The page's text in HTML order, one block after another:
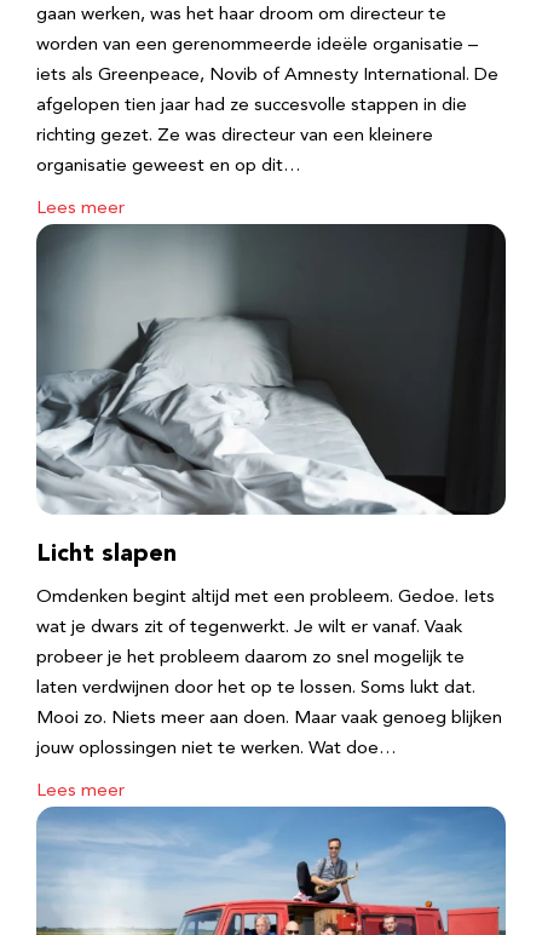
gaan werken, was het haar droom om directeur te
worden van een gerenommeerde ideële organisatie –
iets als Greenpeace, Novib of Amnesty International. De
afgelopen tien jaar had ze succesvolle stappen in die
richting gezet. Ze was directeur van een kleinere
organisatie geweest en op dit…
Lees meer
Licht slapen
Omdenken begint altijd met een probleem. Gedoe. Iets
wat je dwars zit of tegenwerkt. Je wilt er vanaf. Vaak
probeer je het probleem daarom zo snel mogelijk te
laten verdwijnen door het op te lossen. Soms lukt dat.
Mooi zo. Niets meer aan doen. Maar vaak genoeg blijken
jouw oplossingen niet te werken. Wat doe…
Lees meer